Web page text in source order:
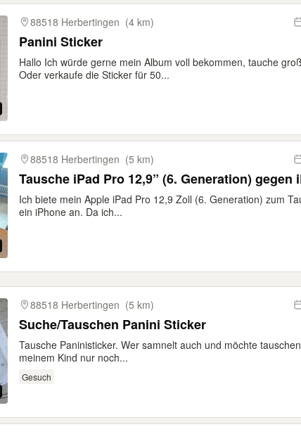
88518 Herbertingen (4 km)
Panini Sticker
Hallo Ich würde gerne mein Album voll bekommen, tauche
Oder verkaufe die Sticker für 50...
88518 Herbertingen (5 km)
Tausche iPad Pro 12,9” (6. Generation) gegen
Ich biete mein Apple iPad Pro 12,9 Zoll (6. Generation) zum
ein iPhone an. Da ich...
88518 Herbertingen (5 km)
Suche/Tauschen Panini Sticker
Tausche Paninisticker. Wer samnelt auch und möchte
meinem Kind nur noch...
Gesuch